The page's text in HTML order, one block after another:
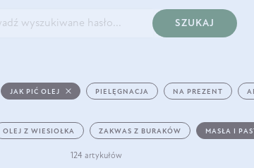
SZUKAJ
JAK PIĆ OLEJ PIELĘGNACJA NA PREZENT
OLEJ Z WIESIOŁKA ZAKWAS Z BURAKÓW MASŁA I
124 artykułów